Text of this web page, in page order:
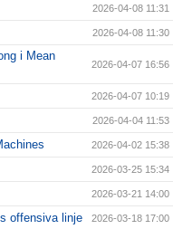
2026-04-08 11:31
2026-04-08 11:30
i Mean
2026-04-07 16:56
2026-04-07 10:19
2026-04-04 11:53
2026-04-02 15:38
2026-03-25 15:34
2026-03-21 14:00
offensiva linje 2026-03-18 17:00